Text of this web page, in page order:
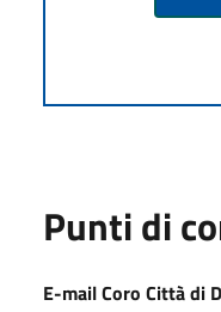
Punti di
E-mail Coro Città di